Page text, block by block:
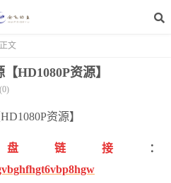
正文
HD1080P资源】
资源】
链接
：